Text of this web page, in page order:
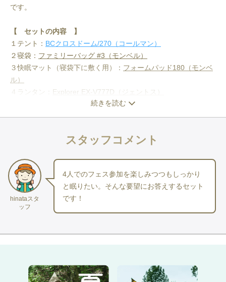
です。
【　セットの内容　】
１テント： BCクロスドーム/270（コールマン）
２寝袋： ファミリーバッグ #3（モンベル）
３快眠マット（寝袋下に敷く用）： フォームパッド180（モンベ
ル）
４ランタン： Explorer EX-V777D（ジェントス）
※テントの底部分はありますが、グランドシート等は付属してお
下に敷くマットは、セット内容に含まれているので快適にお
※ ランタン
の電池は付属なし。〈　単一アルカリ電池　３
本　〉ご用意お願いします。
＝＝＝＝＝＝＝＝＝＝＝＝＝＝＝＝＝＝＝＝＝＝
続きを読む
スタッフコメント
hinataスタ
ッフ
4人でのフェス参加を楽しみつつもしっかり
と眠りたい。そんな要望にお答えするセット
です！